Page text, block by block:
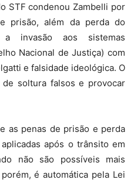
STF condenou Zambelli por
prisão, além da perda do
a invasão aos sistemas
Nacional de Justiça) com
e falsidade ideológica. O
soltura falsos e provocar
as penas de prisão e perda
após o trânsito em
não são possíveis mais
é automática pela Lei